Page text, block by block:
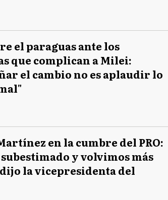
el paraguas ante los
que complican a Milei:
el cambio no es aplaudir lo
en la cumbre del PRO:
subestimado y volvimos más
la vicepresidenta del